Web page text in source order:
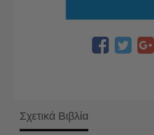
Σχετικά Βιβλία